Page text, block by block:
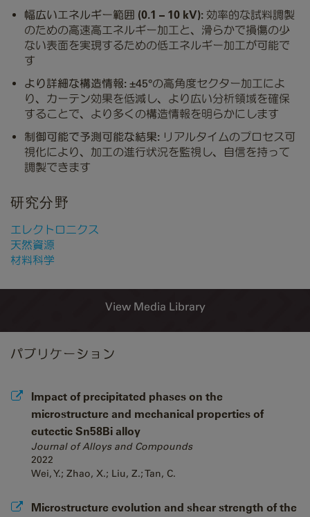
幅広いエネルギー範囲 (0.1 – 10 kV): 効率的な試料調製
のための高速高エネルギー加工と、滑らかで損傷の少
ない表面を実現するための低エネルギー加工が可能で
す
より詳細な構造情報: ±45°の高角度セクター加工によ
り、カーテン効果を低減し、より広い分析領域を確保
することで、より多くの構造情報を明らかにします
制御可能で予測可能な結果: リアルタイムのプロセス可
視化により、加工の進行状況を監視し、自信を持って
調製できます
研究分野
エレクトロニクス
天然資源
材料科学
View Media Library
パブリケーション
Impact of precipitated phases on the
microstructure and mechanical properties of
eutectic Sn58Bi alloy
Journal of Alloys and Compounds
2022
Wei, Y.; Zhao, X.; Liu, Z.; Tan, C.
Microstructure evolution and shear strength of the